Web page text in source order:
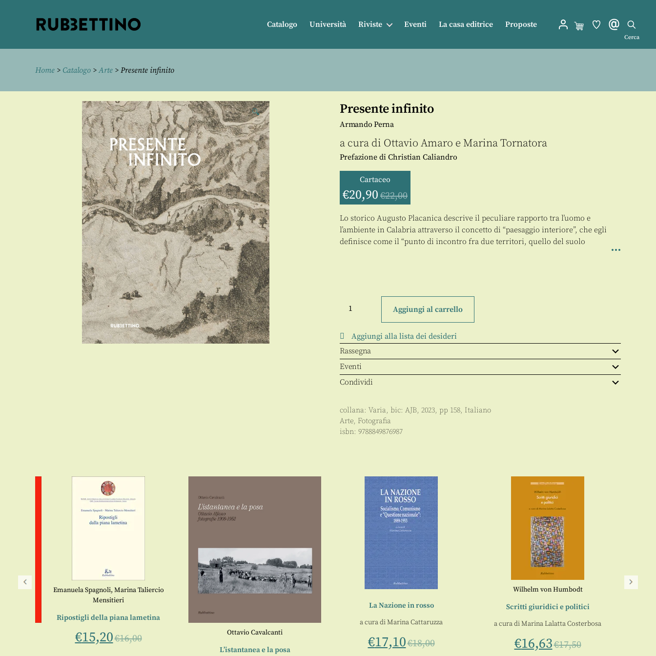
Catalogo Università Riviste Eventi La casa editrice Proposte
Cerca
Home > Catalogo >Arte > Presente infinito
🔍 Presente infinito
Armando Perna
a cura di Ottavio Amaro e Marina Tornatora
Prefazione di Christian Caliandro
Cartaceo
€20,90 €22,00
Lo storico Augusto Placanica descrive il peculiare rapporto tra l’uomo e
l’ambiente in Calabria attraverso il concetto di “paesaggio interiore”, che egli
definisce come il “punto di incontro fra due territori, quello del suolo
infinito
Aggiungi al carrello
Aggiungi alla lista dei desideri
Rassegna
Eventi
Condividi
collana: Varia, bic: AJB, 2023, pp 158, Italiano
Arte, Fotografia
isbn: 9788849876987
Emanuela Spagnoli, Marina Taliercio
Mensitieri
Ripostigli della piana lametina
€15,20€16,00 Ottavio Cavalcanti
L’istantanea e la posa
La Nazione in rosso
a cura diMarina Cattaruzza
€17,10€18,00
Wilhelm von Humbodt
Scritti giuridici e politici
a cura diMarina Lalatta Costerbosa
€16,63€17,50